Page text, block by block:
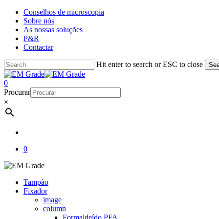
Skip
main
content
Conselhos de microscopia
Sobre nós
As nossas soluções
P&R
Contactar
Hit enter to search or ESC to close
Close
Search
account
0
Menu
Procurar
×
0
Tampão
Fixador
image
column
Formaldeído PFA